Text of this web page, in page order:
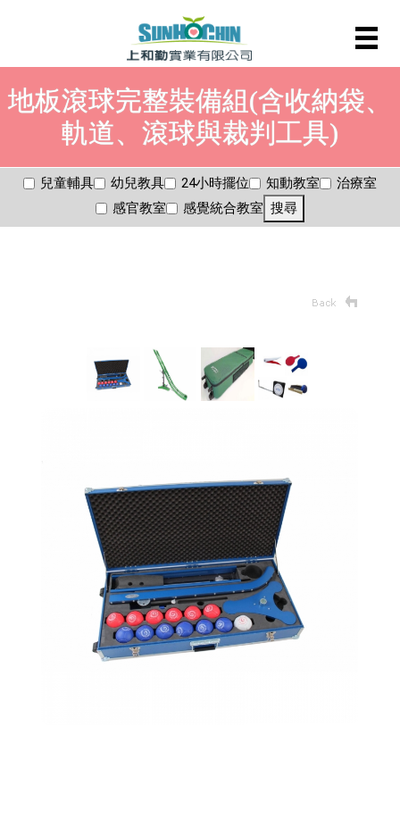
地板滾球完整裝備組(含收納袋、
軌道、滾球與裁判工具)
兒童輔具 幼兒教具 24小時擺位 知動教室
治療室
感官教室
感覺統合教室 搜尋